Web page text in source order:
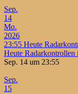
Sep.
14
Mo.
2026
23:55 Heute
Heute Radarkontrollen
Sep. 14 um 23:55
Sep.
15